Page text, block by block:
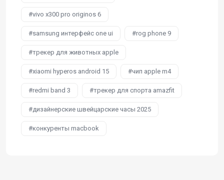
vivo x300 pro originos 6
samsung интерфейс one ui rog phone 9
трекер для животных apple
xiaomi hyperos android 15 чип apple m4
redmi band 3 трекер для спорта amazfit
дизайнерские швейцарские часы 2025
конкуренты macbook